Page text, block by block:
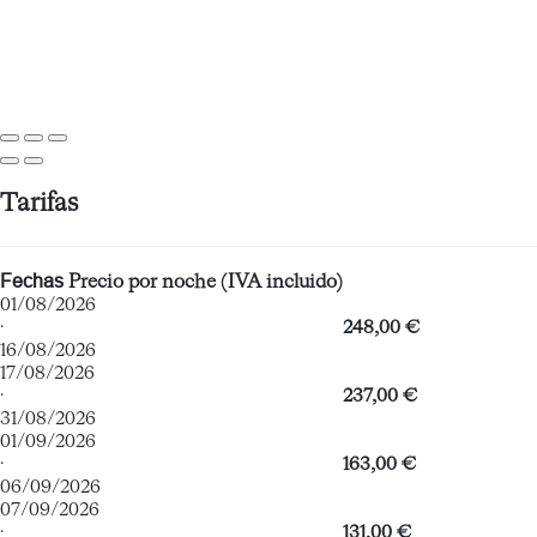
Tarifas
Fechas Precio por noche (IVA incluido)
01/08/2026
·
16/08/2026
248,00 €
17/08/2026
·
31/08/2026
237,00 €
01/09/2026
·
06/09/2026
163,00 €
07/09/2026